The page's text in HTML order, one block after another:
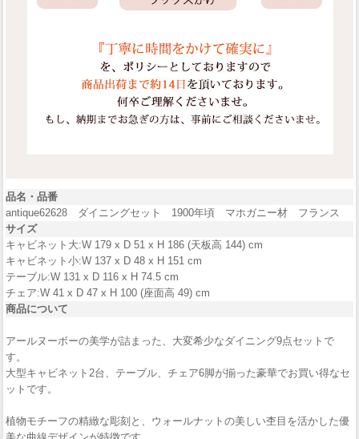
品名・品番
antique62628 ダイニングセット 1900年頃 マホガニー材 フランス
サイズ
キャビネット大:W 179 x D 51 x H 186 (天板高 144) cm
キャビネット小:W 137 x D 48 x H 151 cm
テーブル:W 131 x D 116 x H 74.5 cm
チェア:W 41 x D 47 x H 100 (座面高 49) cm
商品について
アールヌーボーの美学が詰まった、大変希少なダイニング9点セットで
す。
大型キャビネット2台、テーブル、チェア6脚が揃った豪華でお買い得なセ
ットです。
植物モチーフの精緻な彫刻と、ウォールナットの美しい杢目を活かした優